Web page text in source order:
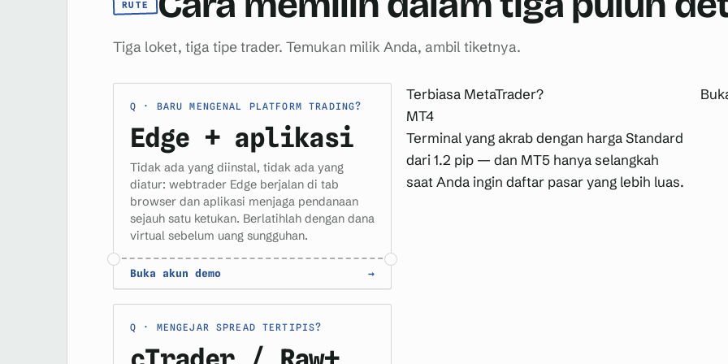
RUTE
Tiga loket, tiga tipe trader. Temukan milik Anda, ambil tiketnya.
BARU MENGENAL PLATFORM TRADING?
Edge + aplikasi
Tidak ada yang diinstal, tidak ada yang
diatur: webtrader Edge berjalan di tab
browser dan aplikasi menjaga pendanaan
sejauh satu ketukan. Berlatihlah dengan dana
virtual sebelum uang sungguhan.
Buka akun demo →
Terbiasa MetaTrader?
MT4
Terminal yang akrab dengan harga Standard
dari 1.2 pip — dan MT5 hanya selangkah
saat Anda ingin daftar pasar yang lebih luas.
MENGEJAR SPREAD TERTIPIS?